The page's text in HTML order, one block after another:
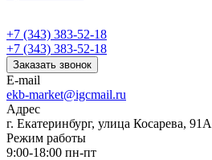
+7 (343) 383-52-18
+7 (343) 383-52-18
Заказать звонок
E-mail
ekb-market@igcmail.ru
Адрес
г. Екатеринбург, улица Косарева, 91А
Режим работы
9:00-18:00 пн-пт